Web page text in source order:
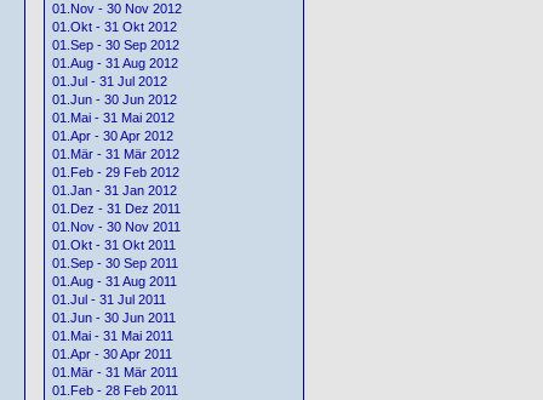
01.Nov - 30 Nov 2012
01.Okt - 31 Okt 2012
01.Sep - 30 Sep 2012
01.Aug - 31 Aug 2012
01.Jul - 31 Jul 2012
01.Jun - 30 Jun 2012
01.Mai - 31 Mai 2012
01.Apr - 30 Apr 2012
01.Mär - 31 Mär 2012
01.Feb - 29 Feb 2012
01.Jan - 31 Jan 2012
01.Dez - 31 Dez 2011
01.Nov - 30 Nov 2011
01.Okt - 31 Okt 2011
01.Sep - 30 Sep 2011
01.Aug - 31 Aug 2011
01.Jul - 31 Jul 2011
01.Jun - 30 Jun 2011
01.Mai - 31 Mai 2011
01.Apr - 30 Apr 2011
01.Mär - 31 Mär 2011
01.Feb - 28 Feb 2011